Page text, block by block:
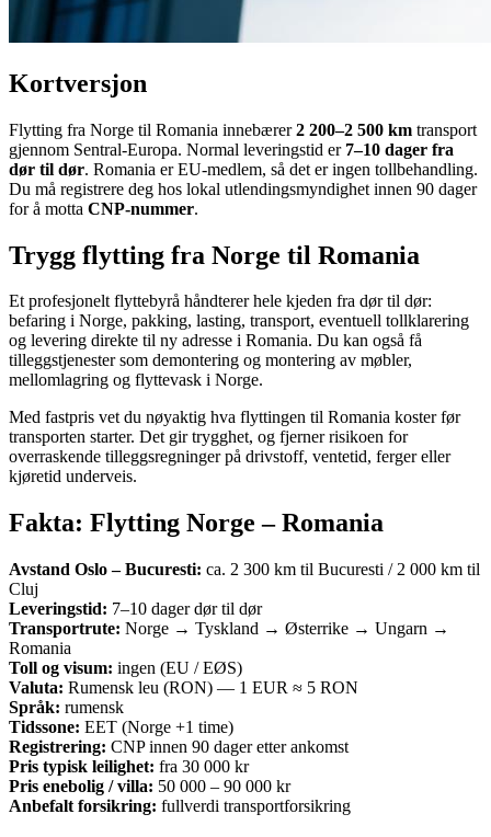
Kortversjon
Flytting fra Norge til Romania innebærer2 200–2 500 km transport
gjennom Sentral-Europa. Normal leveringstid er 7–10 dager fra
dør til dør. Romania er EU-medlem, så det er ingen tollbehandling.
Du må registrere deg hos lokal utlendingsmyndighet innen 90 dager
for å motta CNP-nummer.
Trygg flytting fra Norge til Romania
Et profesjonelt flyttebyrå håndterer hele kjeden fra dør til dør:
befaring i Norge, pakking, lasting, transport, eventuell tollklarering
og levering direkte til ny adresse i Romania. Du kan også få
tilleggstjenester som demontering og montering av møbler,
mellomlagring og flyttevask i Norge.
Med fastpris vet du nøyaktig hva flyttingen til Romania koster før
transporten starter. Det gir trygghet, og fjerner risikoen for
overraskende tilleggsregninger på drivstoff, ventetid, ferger eller
kjøretid underveis.
Fakta: Flytting Norge – Romania
Avstand Oslo –Bucuresti: ca. 2 300 km til Bucuresti / 2 000 km til
Cluj
Leveringstid: 7–10 dager dør til dør
Transportrute: Norge → Tyskland → Østerrike → Ungarn →
Romania
Toll og visum: ingen (EU / EØS)
Valuta: Rumensk leu (RON) — 1 EUR ≈ 5 RON
Språk: rumensk
Tidssone: EET (Norge +1 time)
Registrering: CNP innen 90 dager etter ankomst
Pris typisk leilighet: fra 30 000 kr
Pris enebolig / villa: 50 000 – 90 000 kr
Anbefalt forsikring: fullverdi transportforsikring